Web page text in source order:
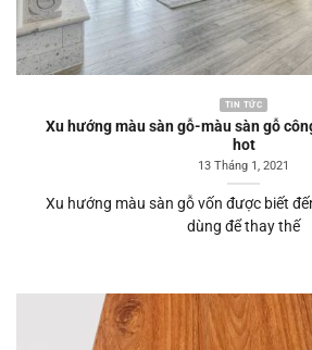
TIN TỨC
Xu hướng màu sàn gỗ-màu sàn gỗ
hot
13 Tháng 1, 2021
Xu hướng màu sàn gỗ vốn được biết
dùng để thay thế